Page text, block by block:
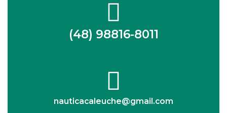
(48) 98816-8011
nauticacaleuche@gmail.com